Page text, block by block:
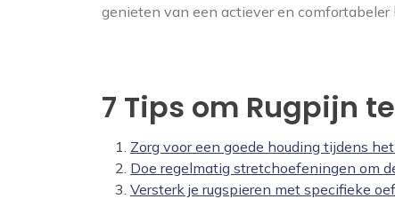
genieten van een actiever en comfortabeler
7 Tips om Rugpijn
Zorg voor een goede houding tijdens
Doe regelmatig stretchoefeningen om
Versterk je rugspieren met specifieke